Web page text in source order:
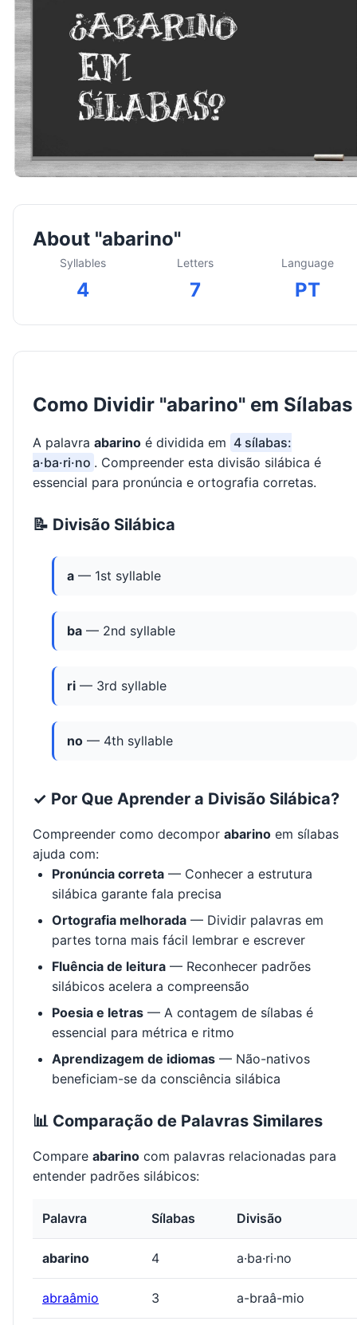
About "abarino"
Syllables
4
Letters
7
Language
PT
Como Dividir "abarino" em Sílabas
A palavra abarino é dividida em 4 sílabas:
a·ba·ri·no . Compreender esta divisão silábica é
essencial para pronúncia e ortografia corretas.
📝 Divisão Silábica
a — 1st syllable
ba — 2nd syllable
ri — 3rd syllable
no — 4th syllable
✓ Por Que Aprender a Divisão Silábica?
Compreender como decompor abarino em sílabas
ajuda com:
Pronúncia correta — Conhecer a estrutura
silábica garante fala precisa
Ortografia melhorada — Dividir palavras em
partes torna mais fácil lembrar e escrever
Fluência de leitura — Reconhecer padrões
silábicos acelera a compreensão
Poesia e letras — A contagem de sílabas é
essencial para métrica e ritmo
Aprendizagem de idiomas — Não-nativos
beneficiam-se da consciência silábica
📊 Comparação de Palavras Similares
Compare abarino com palavras relacionadas para
entender padrões silábicos:
Palavra Sílabas Divisão
abarino 4 a·ba·ri·no
abraâmio 3 a-braâ-mio